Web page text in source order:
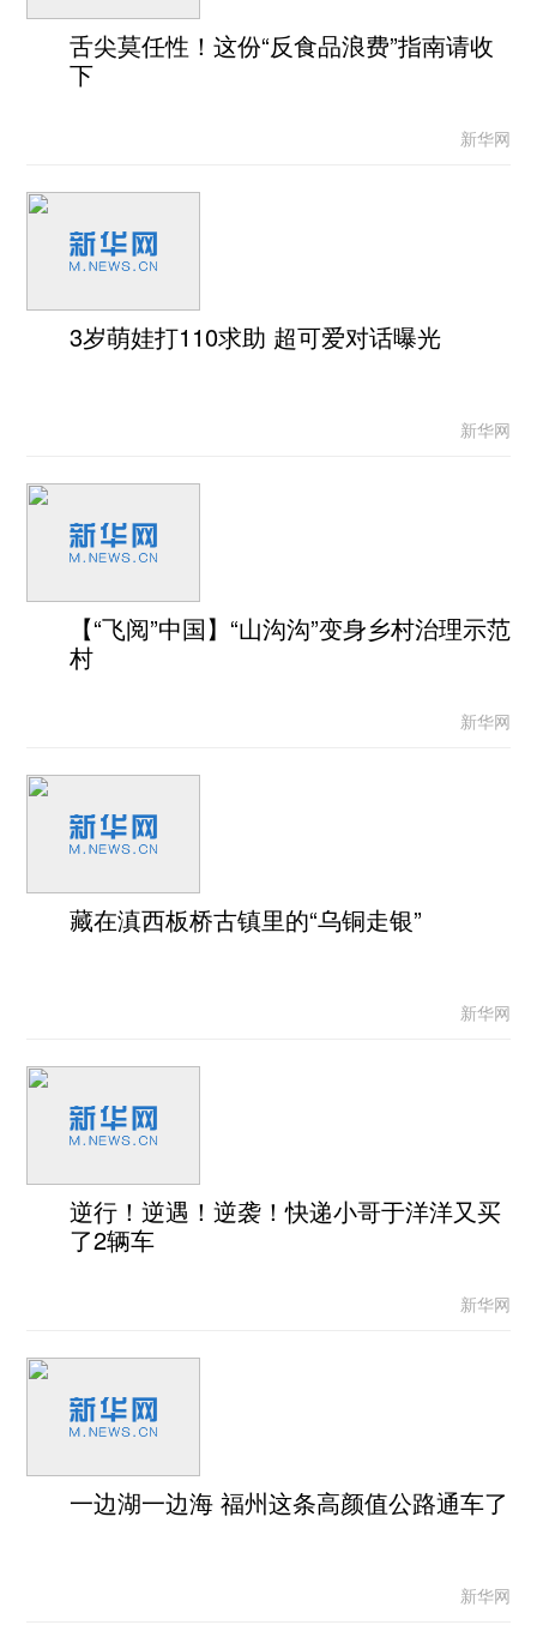
舌尖莫任性！这份“反食品浪费”指南请收
下
新华网
3岁萌娃打110求助 超可爱对话曝光
新华网
【“飞阅”中国】“山沟沟”变身乡村治理示范
村
新华网
藏在滇西板桥古镇里的“乌铜走银”
新华网
逆行！逆遇！逆袭！快递小哥于洋洋又买
了2辆车
新华网
一边湖一边海 福州这条高颜值公路通车了
新华网